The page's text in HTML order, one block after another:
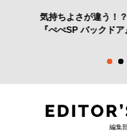
気持ちよさが違う！
『ぺぺSP バックド
編集